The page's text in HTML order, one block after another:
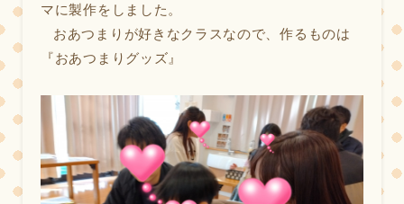
マに製作をしました。
おあつまりが好きなクラスなので、作るものは
『おあつまりグッズ』